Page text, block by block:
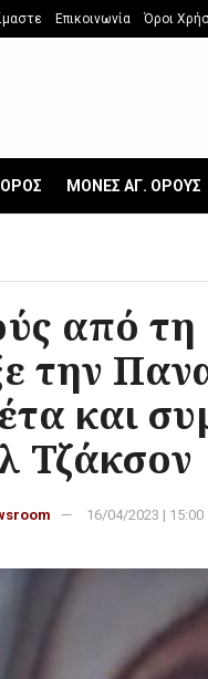
Επικοινωνία Όροι
ΟΡΟΣ ΜΟΝΕΣ ΑΓ. ΟΡΟΥΣ
από
την
και
Τζάκσον
16/04/2023 | 15:00